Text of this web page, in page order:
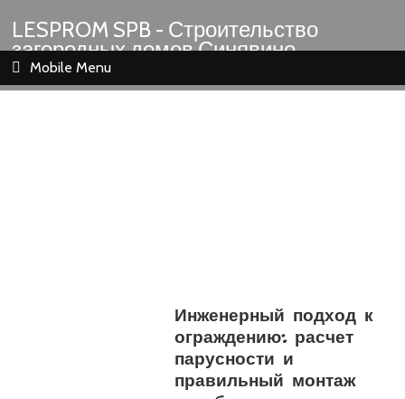
LESPROM SPB - Строительство
загородных домов Синявино
Шлиссельбург Кировск Назия
Mobile Menu
Инженерный подход к
ограждению: расчет
парусности и
правильный монтаж